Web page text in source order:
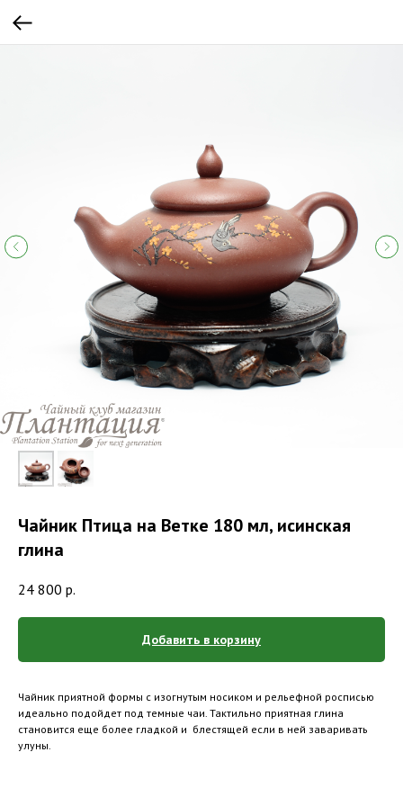
Чайник Птица на Ветке 180 мл, исинская
глина
24 800 р.
Добавить в корзину
Чайник приятной формы с изогнутым носиком и рельефной росписью
идеально подойдет под темные чаи. Тактильно приятная глина
становится еще более гладкой и блестящей если в ней заваривать
улуны.